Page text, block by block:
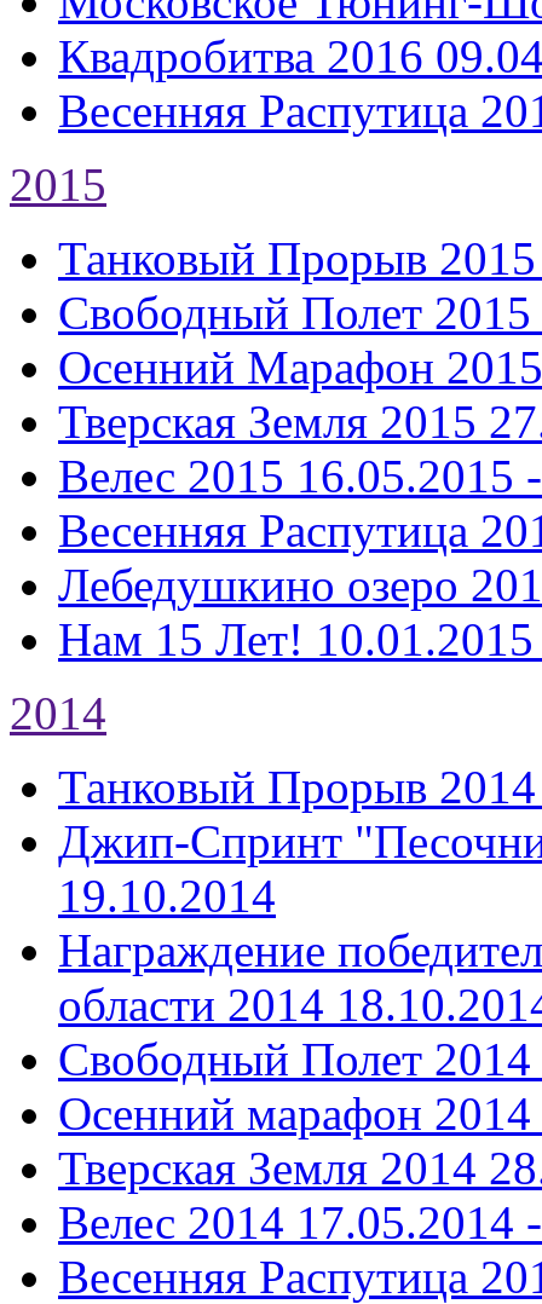
Квадробитва 2016
Весенняя Распутица
2015
Танковый Прорыв 2015
Свободный Полет 2015
Осенний Марафон 2015
Тверская Земля 2015
Велес 2015 16.05.2015
Весенняя Распутица
Лебедушкино озеро
Нам 15 Лет!
2014
Танковый Прорыв 2014
Джип-Спринт
19.10.2014
Награждение
области 2014
Свободный Полет 2014
Осенний марафон 2014
Тверская Земля 2014
Велес 2014 17.05.2014
Весенняя Распутица